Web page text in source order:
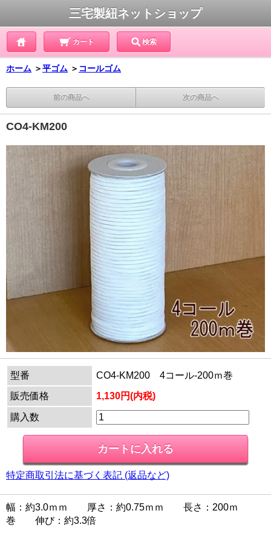
三宅製紐ネットショップ
カート 検索
ホーム ＞平ゴム ＞ コールゴム
前の商品へ 次の商品へ
CO4-KM200
型番
CO4-KM200 4コール-200ｍ巻
販売価格
1,130円(内税)
購入数
特定商取引法に基づく表記 (返品など)
幅：約3.0ｍｍ 厚さ：約0.75ｍｍ 長さ：200ｍ
巻 伸び：約3.3倍